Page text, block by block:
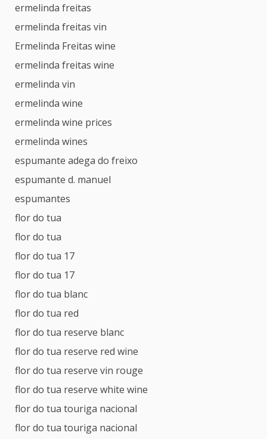
ermelinda freitas
ermelinda freitas vin
Ermelinda Freitas wine
ermelinda freitas wine
ermelinda vin
ermelinda wine
ermelinda wine prices
ermelinda wines
espumante adega do freixo
espumante d. manuel
espumantes
flor do tua
flor do tua
flor do tua 17
flor do tua 17
flor do tua blanc
flor do tua red
flor do tua reserve blanc
flor do tua reserve red wine
flor do tua reserve vin rouge
flor do tua reserve white wine
flor do tua touriga nacional
flor do tua touriga nacional